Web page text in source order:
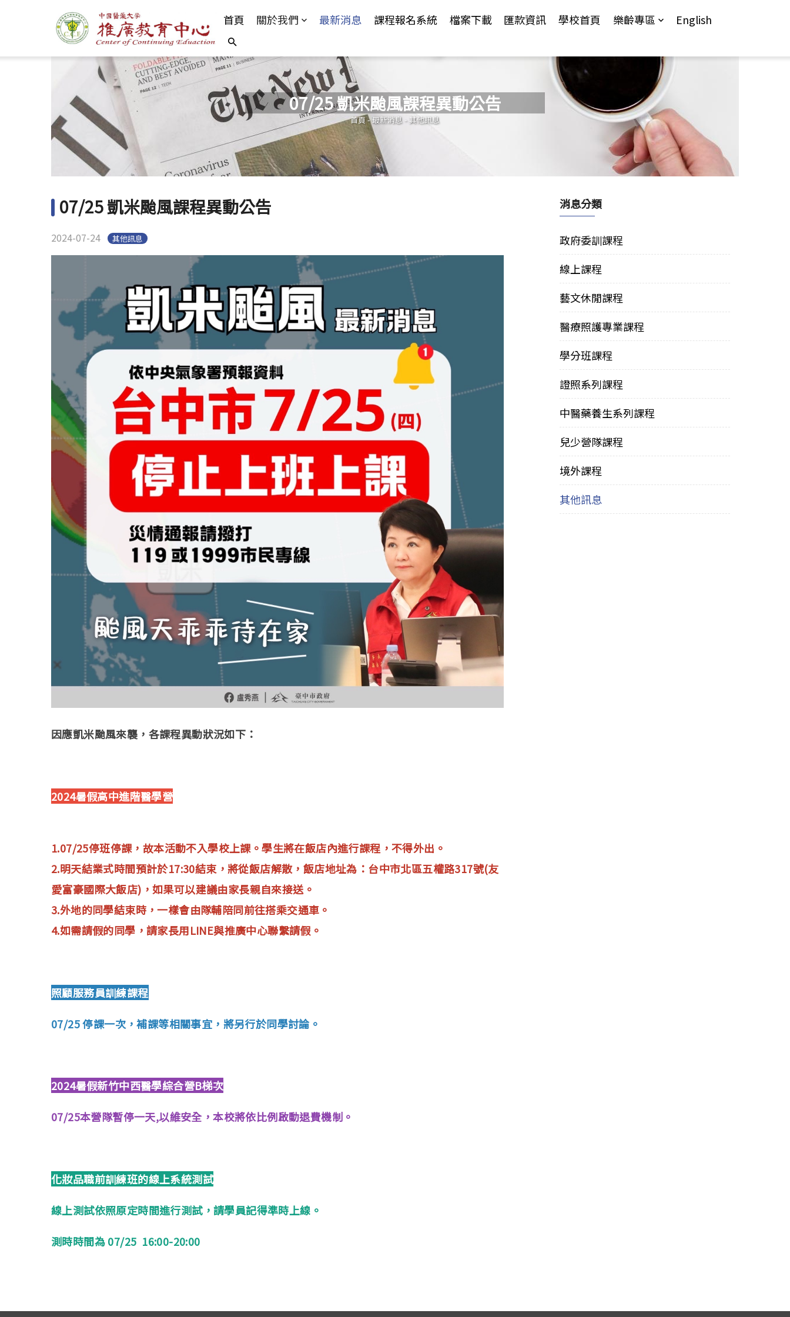
首頁 關於我們 最新消息 課程報名系統 檔案下載 匯款資訊 學校首頁 樂齡專區 English
07/25 凱米颱風課程異動公告
您在這裡
首頁 -最新消息 - 其他訊息
07/25 凱米颱風課程異動公告
2024-07-24 其他訊息
因應凱米颱風來襲，各課程異動狀況如下：
2024暑假高中進階醫學營
1.07/25停班停課，故本活動不入學校上課。學生將在飯店內進行課程，不得外出。
2.明天結業式時間預計於17:30結束，將從飯店解散，飯店地址為：台中市北區五權路317號(友
愛富豪國際大飯店)，如果可以建議由家長親自來接送。
3.外地的同學結束時，一樣會由隊輔陪同前往搭乘交通車。
4.如需請假的同學，請家長用LINE與推廣中心聯繫請假。
照顧服務員訓練課程
07/25 停課一次，補課等相關事宜，將另行於同學討論。
2024暑假新竹中西醫學綜合營B梯次
07/25本營隊暫停一天,以維安全，本校將依比例啟動退費機制。
化妝品職前訓練班的線上系統測試
線上測試依照原定時間進行測試，請學員記得準時上線。
測時時間為 07/25 16:00-20:00
消息分類
政府委訓課程
線上課程
藝文休閒課程
醫療照護專業課程
學分班課程
證照系列課程
中醫藥養生系列課程
兒少營隊課程
境外課程
其他訊息